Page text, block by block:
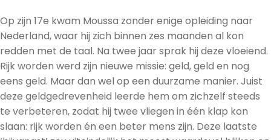
Op zijn 17e kwam Moussa zonder enige opleiding naar
Nederland, waar hij zich binnen zes maanden al kon
redden met de taal. Na twee jaar sprak hij deze vloeiend.
Rijk worden werd zijn nieuwe missie: geld, geld en nog
eens geld. Maar dan wel op een duurzame manier. Juist
deze geldgedrevenheid leerde hem om zichzelf steeds
te verbeteren, zodat hij twee vliegen in één klap kon
slaan: rijk worden én een beter mens zijn. Deze laatste